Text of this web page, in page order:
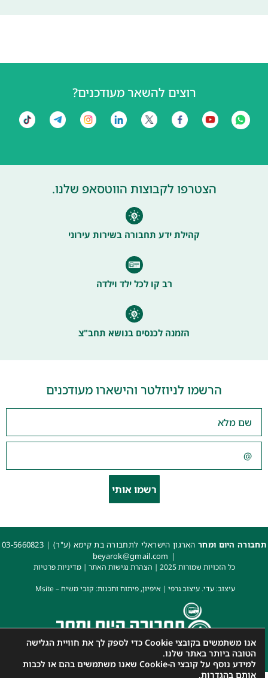
רוצים להשאר מעודכנים?
הצטרפו לקבוצות הווטסאפ שלנו.
קהילת ידע תחבורה בשירות עירוני
רב קו לכל ילד וילדה
הזמנה לכנסים בנושא תחב"צ
הרשמו לניוזלטר והישארו מעודכנים
רשמו אותי
היום ומחרהארגון הישראלי לתחבורה בת קימא (ע"ר) | 03-5660823
|
beyarok@gmail.com
כל הזכויות שמורות 2025 | הצהרת נגישות האתר| מדיניות פרטיות
עיצוב: עדי. עיצוב גרפי| איפיון, פיתוח ותכנות: קובי משיח – Msite
אנו משתמשים בקובצי Cookie כדי לספק לך את חוויית הגלישה
הטובה ביותר באתר שלנו.
למידע נוסף על קובצי ה-Cookie שאנו משתמשים בהם או לכבות
אותםבהגדרות.